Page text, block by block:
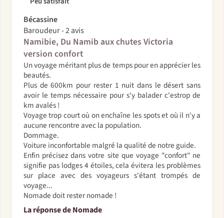
Bécassine
Baroudeur - 2 avis
Namibie, Du Namib aux chutes Victoria
version confort
Un voyage méritant plus de temps pour en apprécier les
beautés.
Plus de 600km pour rester 1 nuit dans le désert sans
avoir le temps nécessaire pour s'y balader c'estrop de
km avalés !
Voyage trop court où on enchaîne les spots et où il n'y a
aucune rencontre avec la population.
Dommage.
Voiture inconfortable malgré la qualité de notre guide.
Enfin précisez dans votre site que voyage "confort" ne
signifie pas lodges 4 étoiles, cela évitera les problèmes
sur place avec des voyageurs s'étant trompés de
voyage...
Nomade doit rester nomade !
La réponse de Nomade